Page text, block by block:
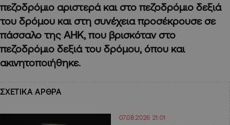
πεζοδρόμιο αριστερά και στο πεζοδρόμιο δεξιά
του δρόμου και στη συνέχεια προσέκρουσε σε
πάσσαλο της ΑΗΚ, που βρισκόταν στο
πεζοδρόμιο δεξιά του δρόμου, όπου και
ακινητοποιήθηκε.
ΣΧΕΤΙΚΑ ΑΡΘΡΑ
07.08.2026 21:01